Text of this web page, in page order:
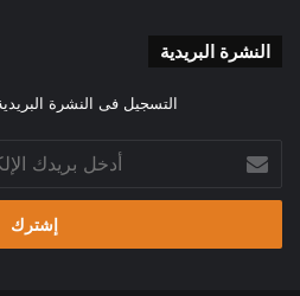
النشرة البريدية
التسجيل فى النشرة
بريدك
الإلكتروني